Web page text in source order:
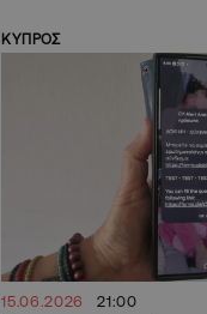
ΚΥΠΡΟΣ
15.06.2026 21:00